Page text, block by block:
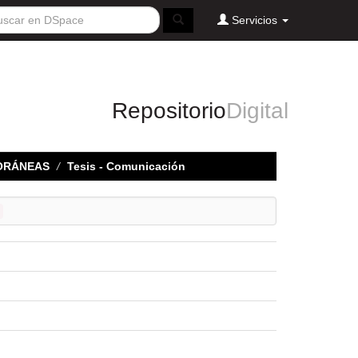
Servicios
RepositorioDigital
Tesis - Comunicación